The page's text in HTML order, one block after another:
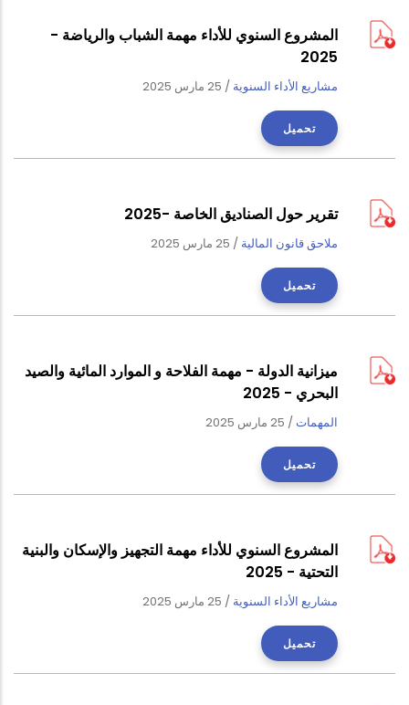
المشروع السنوي للأداء مهمة الشباب والرياضة -
2025
مشاريع الأداء السنوية / 25 مارس 2025
تحميل
تقرير حول الصناديق الخاصة -2025
ملاحق قانون المالية / 25 مارس 2025
تحميل
ميزانية الدولة - مهمة الفلاحة و الموارد المائية والصيد
البحري - 2025
المهمات/ 25 مارس 2025
تحميل
المشروع السنوي للأداء مهمة التجهيز والإسكان والبنية
التحتية - 2025
مشاريع الأداء السنوية / 25 مارس 2025
تحميل